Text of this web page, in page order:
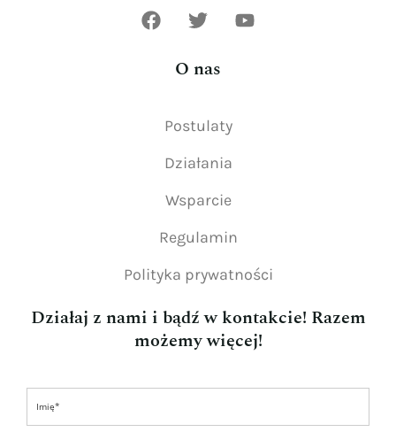
O nas
Postulaty
Działania
Wsparcie
Regulamin
Polityka prywatności
Działaj z nami i bądź w kontakcie! Razem
możemy więcej!